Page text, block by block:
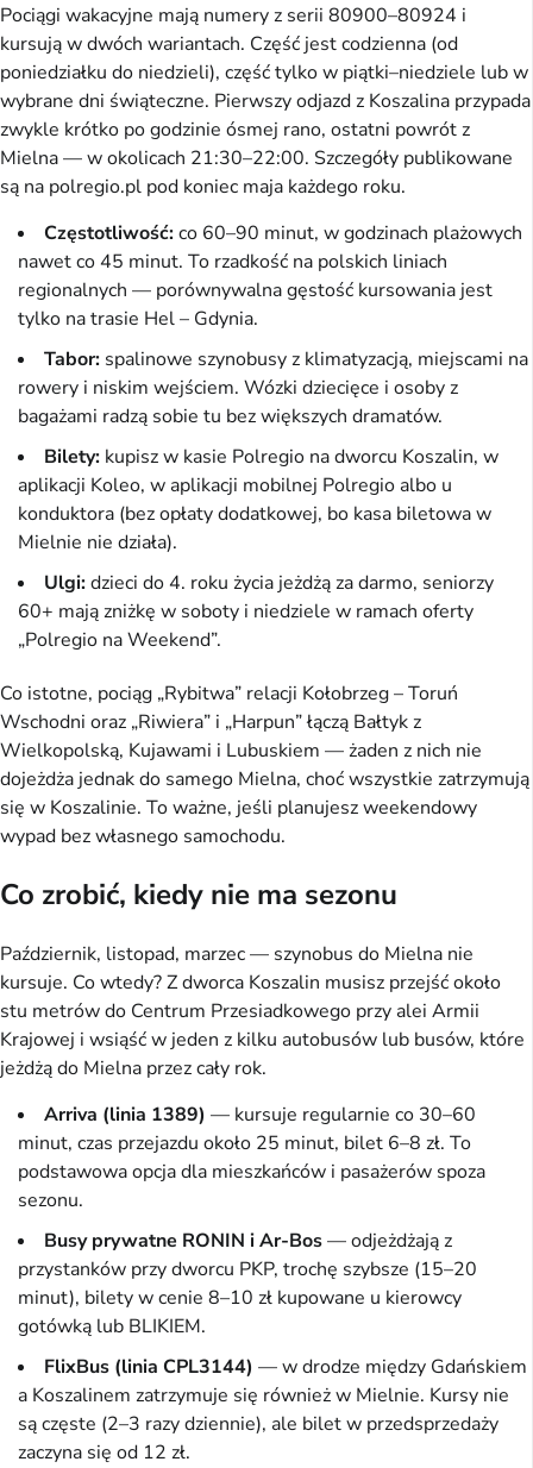
Pociągi wakacyjne mają numery z serii 80900–80924 i
kursują w dwóch wariantach. Część jest codzienna (od
poniedziałku do niedzieli), część tylko w piątki–niedziele lub w
wybrane dni świąteczne. Pierwszy odjazd z Koszalina przypada
zwykle krótko po godzinie ósmej rano, ostatni powrót z
Mielna — w okolicach 21:30–22:00. Szczegóły publikowane
są na polregio.pl pod koniec maja każdego roku.
Częstotliwość:co 60–90 minut, w godzinach plażowych
nawet co 45 minut. To rzadkość na polskich liniach
regionalnych — porównywalna gęstość kursowania jest
tylko na trasie Hel – Gdynia.
Tabor: spalinowe szynobusy z klimatyzacją, miejscami na
rowery i niskim wejściem. Wózki dziecięce i osoby z
bagażami radzą sobie tu bez większych dramatów.
Bilety: kupisz w kasie Polregio na dworcu Koszalin, w
aplikacji Koleo, w aplikacji mobilnej Polregio albo u
konduktora (bez opłaty dodatkowej, bo kasa biletowa w
Mielnie nie działa).
Ulgi:dzieci do 4. roku życia jeżdżą za darmo, seniorzy
60+ mają zniżkę w soboty i niedziele w ramach oferty
„Polregio na Weekend”.
Co istotne, pociąg „Rybitwa” relacji Kołobrzeg – Toruń
Wschodni oraz „Riwiera” i „Harpun” łączą Bałtyk z
Wielkopolską, Kujawami i Lubuskiem — żaden z nich nie
dojeżdża jednak do samego Mielna, choć wszystkie zatrzymują
się w Koszalinie. To ważne, jeśli planujesz weekendowy
wypad bez własnego samochodu.
Co zrobić, kiedy nie ma sezonu
Październik, listopad, marzec — szynobus do Mielna nie
kursuje. Co wtedy? Z dworca Koszalin musisz przejść około
stu metrów do Centrum Przesiadkowego przy alei Armii
Krajowej i wsiąść w jeden z kilku autobusów lub busów, które
jeżdżą do Mielna przez cały rok.
Arriva (linia 1389) — kursuje regularnie co 30–60
minut, czas przejazdu około 25 minut, bilet 6–8 zł. To
podstawowa opcja dla mieszkańców i pasażerów spoza
sezonu.
Busy prywatne RONIN i Ar-Bos— odjeżdżają z
przystanków przy dworcu PKP, trochę szybsze (15–20
minut), bilety w cenie 8–10 zł kupowane u kierowcy
gotówką lub BLIKIEM.
FlixBus (linia CPL3144) — w drodze między Gdańskiem
a Koszalinem zatrzymuje się również w Mielnie. Kursy nie
są częste (2–3 razy dziennie), ale bilet w przedsprzedaży
zaczyna się od 12 zł.